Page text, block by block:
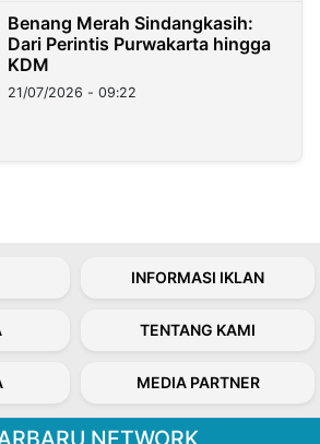
Benang Merah Sindangkasih:
Dari Perintis Purwakarta hingga
KDM
21/07/2026 - 09:22
INFORMASI IKLAN
TENTANG KAMI
MEDIA PARTNER
NETWORK